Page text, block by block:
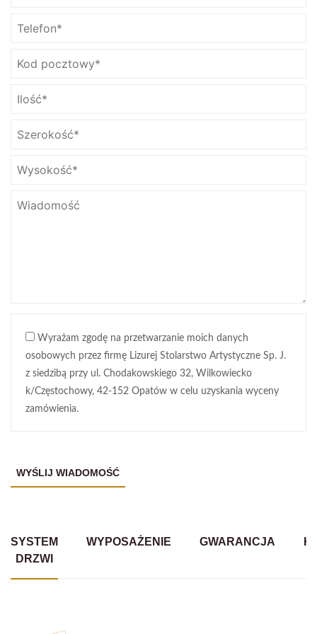
Wyrażam zgodę na przetwarzanie moich danych
osobowych przez firmę Lizurej Stolarstwo Artystyczne Sp. J.
z siedzibą przy ul. Chodakowskiego 32, Wilkowiecko
k/Częstochowy, 42-152 Opatów w celu uzyskania wyceny
zamówienia.
SYSTEM
DRZWI
WYPOSAŻENIE GWARANCJA